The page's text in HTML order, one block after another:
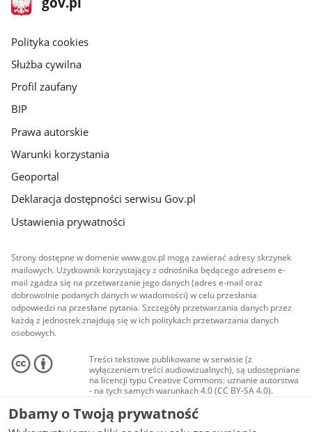
gov.pl
gov.pl
Polityka cookies
Służba cywilna
Profil zaufany
BIP
Prawa autorskie
Warunki korzystania
Geoportal
Deklaracja dostępności serwisu Gov.pl
Ustawienia prywatności
Strony dostępne w domenie www.gov.pl mogą zawierać adresy skrzynek
mailowych. Użytkownik korzystający z odnośnika będącego adresem e-
mail zgadza się na przetwarzanie jego danych (adres e-mail oraz
dobrowolnie podanych danych w wiadomości) w celu przesłania
odpowiedzi na przesłane pytania. Szczegóły przetwarzania danych przez
każdą z jednostek znajdują się w ich politykach przetwarzania danych
osobowych.
Treści tekstowe publikowane w serwisie (z
wyłączeniem treści audiowizualnych), są udostępniane
na licencji typu Creative Commons: uznanie autorstwa
- na tych samych warunkach 4.0 (CC BY-SA 4.0).
Materiały audiowizualne, w tym zdjęcia, materiały
audio i wideo, są udostępniane na licencji typu
Creative Commons: uznanie autorstwa użycie
Dbamy o Twoją prywatność